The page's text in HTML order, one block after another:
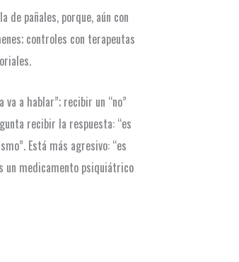
pañales, porque, aún con
controles con terapeutas
a hablar”; recibir un “no”
recibir la respuesta: “es
Está más agresivo: “es
un medicamento psiquiátrico